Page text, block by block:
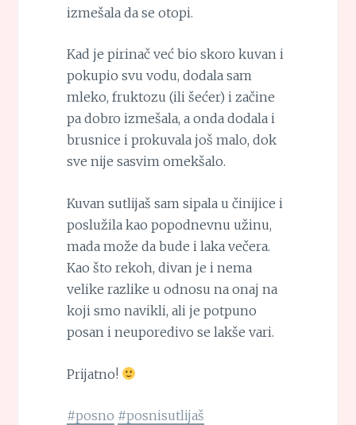
izmešala da se otopi.
Kad je pirinač već bio skoro kuvan i
pokupio svu vodu, dodala sam
mleko, fruktozu (ili šećer) i začine
pa dobro izmešala, a onda dodala i
brusnice i prokuvala još malo, dok
sve nije sasvim omekšalo.
Kuvan sutlijaš sam sipala u činijice i
poslužila kao popodnevnu užinu,
mada može da bude i laka večera.
Kao što rekoh, divan je i nema
velike razlike u odnosu na onaj na
koji smo navikli, ali je potpuno
posan i neuporedivo se lakše vari.
Prijatno!
#posno #posnisutlijaš